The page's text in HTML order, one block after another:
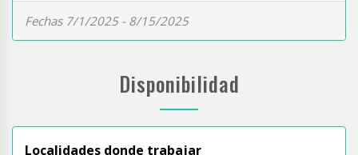
Fechas 7/1/2025 - 8/15/2025
Disponibilidad
Localidades donde trabajar